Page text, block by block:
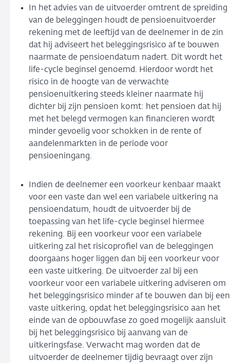
In het advies van de uitvoerder omtrent de spreiding
van de beleggingen houdt de pensioenuitvoerder
rekening met de leeftijd van de deelnemer in de zin
dat hij adviseert het beleggingsrisico af te bouwen
naarmate de pensioendatum nadert. Dit wordt het
life-cycle beginsel genoemd. Hierdoor wordt het
risico in de hoogte van de verwachte
pensioenuitkering steeds kleiner naarmate hij
dichter bij zijn pensioen komt: het pensioen dat hij
met het belegd vermogen kan financieren wordt
minder gevoelig voor schokken in de rente of
aandelenmarkten in de periode voor
pensioeningang.
Indien de deelnemer een voorkeur kenbaar maakt
voor een vaste dan wel een variabele uitkering na
pensioendatum, houdt de uitvoerder bij de
toepassing van het life-cycle beginsel hiermee
rekening. Bij een voorkeur voor een variabele
uitkering zal het risicoprofiel van de beleggingen
doorgaans hoger liggen dan bij een voorkeur voor
een vaste uitkering. De uitvoerder zal bij een
voorkeur voor een variabele uitkering adviseren om
het beleggingsrisico minder af te bouwen dan bij een
vaste uitkering, opdat het beleggingsrisico aan het
einde van de opbouwfase zo goed mogelijk aansluit
bij het beleggingsrisico bij aanvang van de
uitkeringsfase. Verwacht mag worden dat de
uitvoerder de deelnemer tijdig bevraagt over zijn